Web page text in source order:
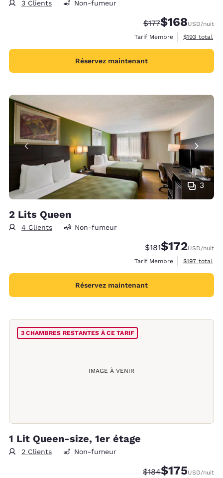
3 Clients Non-fumeur
Tarif barré :
$177Tarif réduit :
$168USD/nuit
Tarif Membre
Afficher les
$193 total
Réservez maintenant
3
2 Lits Queen
4 Clients Non-fumeur
Tarif barré :
$181Tarif réduit :
$172USD/nuit
Tarif Membre
Afficher les
$197 total
Réservez maintenant
IMAGE À VENIR
3 CHAMBRES RESTANTES À CE TARIF
1 Lit Queen-size, 1er étage
2 Clients Non-fumeur
Tarif barré :
$184Tarif réduit :
$175USD/nuit